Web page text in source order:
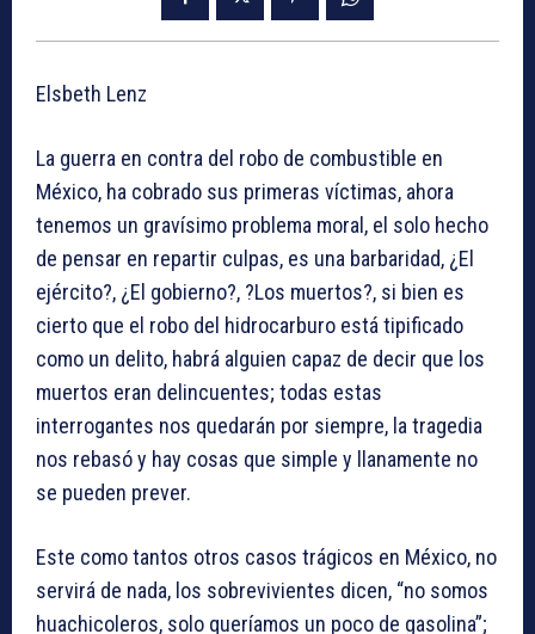
Elsbeth Lenz
La guerra en contra del robo de combustible en
México, ha cobrado sus primeras víctimas, ahora
tenemos un gravísimo problema moral, el solo hecho
de pensar en repartir culpas, es una barbaridad, ¿El
ejército?, ¿El gobierno?, ?Los muertos?, si bien es
cierto que el robo del hidrocarburo está tipificado
como un delito, habrá alguien capaz de decir que los
muertos eran delincuentes; todas estas
interrogantes nos quedarán por siempre, la tragedia
nos rebasó y hay cosas que simple y llanamente no
se pueden prever.
Este como tantos otros casos trágicos en México, no
servirá de nada, los sobrevivientes dicen, “no somos
huachicoleros, solo queríamos un poco de gasolina”;